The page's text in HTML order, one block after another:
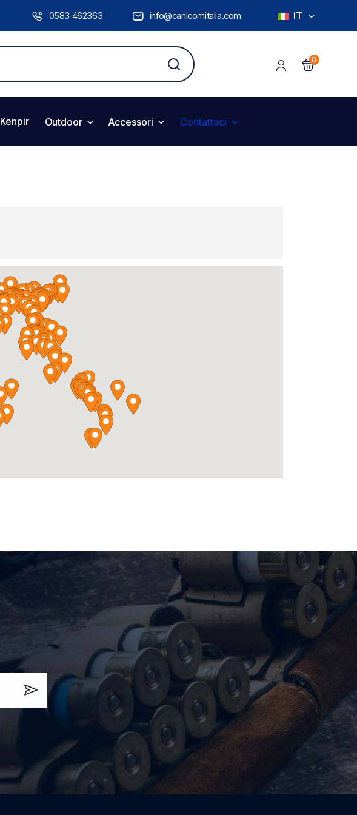
0583 462363 info@canicomitalia.com IT
0
Kenpir Outdoor Accessori Contattaci
Iscrivi